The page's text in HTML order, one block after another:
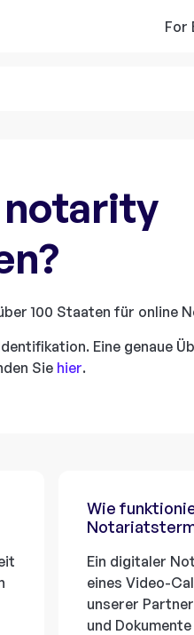
For
notarity
100 Staaten für online
Eine genaue
Sie hier.
Wie
Ein digitaler
eines Video-
unserer
und